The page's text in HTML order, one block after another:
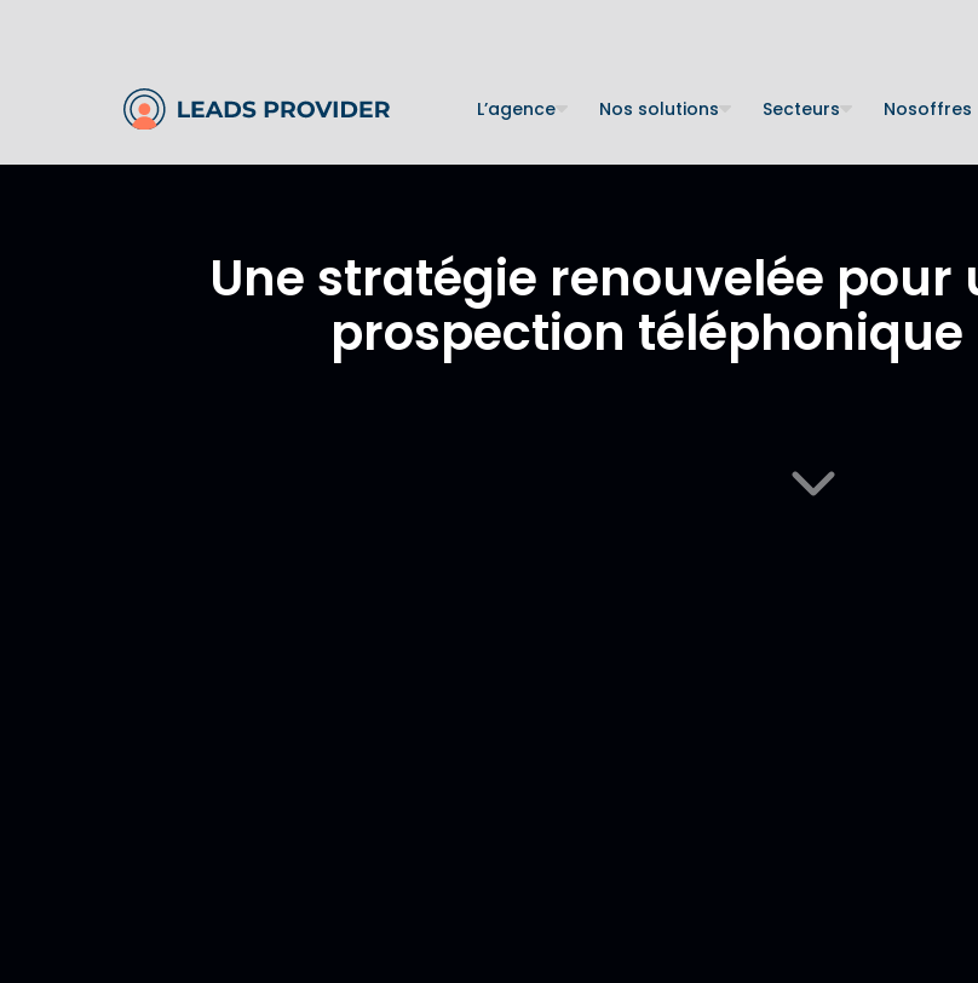
L’agence Nos solutions Secteurs Nosoffres
Une stratégie renouvelée
prospection téléphonique